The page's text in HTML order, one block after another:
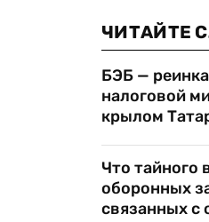
ЧИТАЙТЕ
БЭБ —
налоговой
крылом
Что тайного
оборонных
связанных с